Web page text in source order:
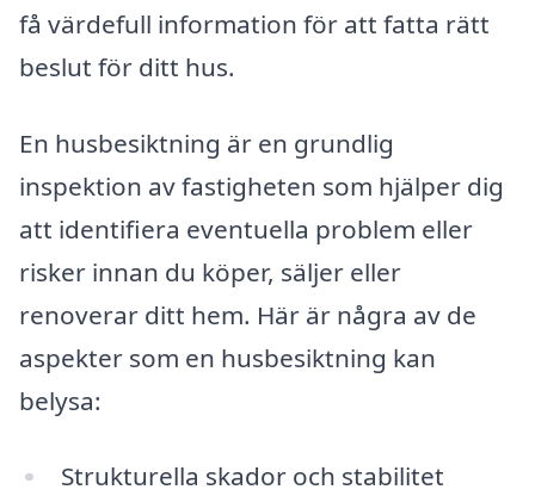
få värdefull information för att fatta rätt
beslut för ditt hus.
En husbesiktning är en grundlig
inspektion av fastigheten som hjälper dig
att identifiera eventuella problem eller
risker innan du köper, säljer eller
renoverar ditt hem. Här är några av de
aspekter som en husbesiktning kan
belysa:
Strukturella skador och stabilitet